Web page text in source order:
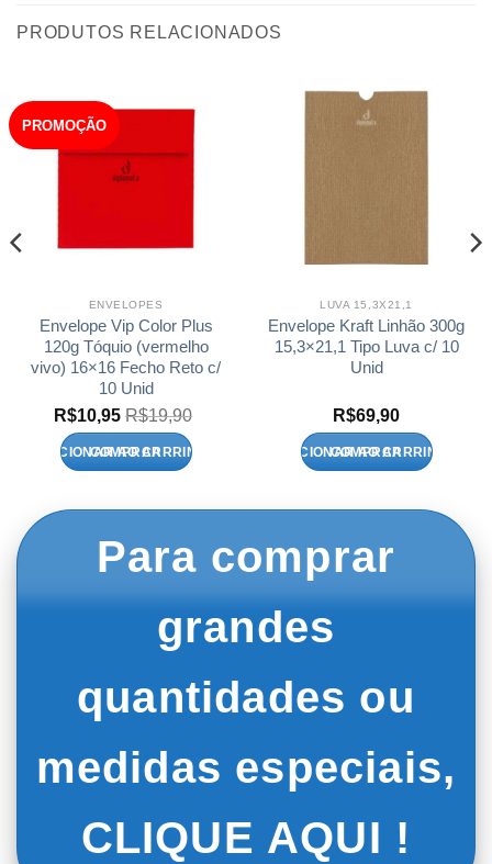
PRODUTOS RELACIONADOS
PROMOÇÃO
ENVELOPES
Envelope Vip Color Plus
120g Tóquio (vermelho
vivo) 16×16 Fecho Reto c/
10 Unid
R$10,95 R$19,90
ADICIONAR AO CARRINHO
LUVA 15,3X21,1
Envelope Kraft Linhão 300g
15,3×21,1 Tipo Luva c/ 10
Unid
R$69,90
ADICIONAR AO CARRINHO
Para comprar
grandes
quantidades ou
medidas especiais,
CLIQUE AQUI !